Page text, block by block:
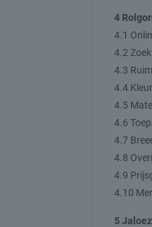
4
4.1
4.2
4.3
4.4
4.5
4.6
4.7
4.8
4.9
4.10
5